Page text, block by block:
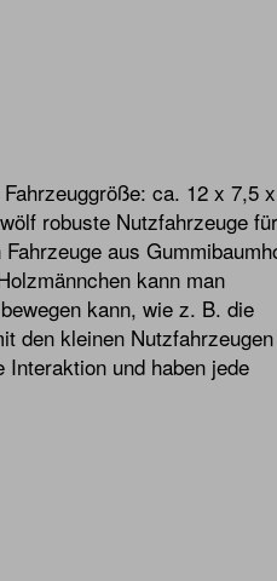
ca. 12 x 7,5 x
robuste Nutzfahrzeuge für
aus
kann man
kann, wie z. B. die
den kleinen Nutzfahrzeugen
und haben jede